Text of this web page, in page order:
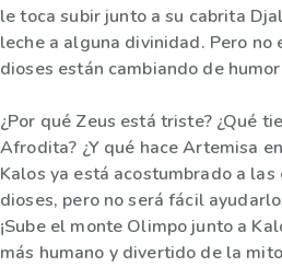
le toca subir junto a su cabrita
leche a alguna divinidad. Pero no
dioses están cambiando de
¿Por qué Zeus está triste? ¿Qué
Afrodita? ¿Y qué hace Artemisa
Kalos ya está acostumbrado a
dioses, pero no será fácil
¡Sube el monte Olimpo junto a
más humano y divertido de la